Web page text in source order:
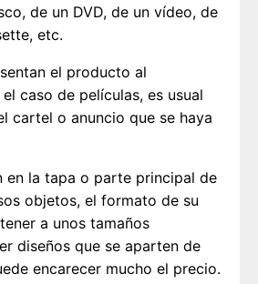
de un DVD, de un vídeo, de
etc.
el producto al
caso de películas, es usual
cartel o anuncio que se haya
en la tapa o parte principal de
objetos, el formato de su
a unos tamaños
diseños que se aparten de
encarecer mucho el precio.